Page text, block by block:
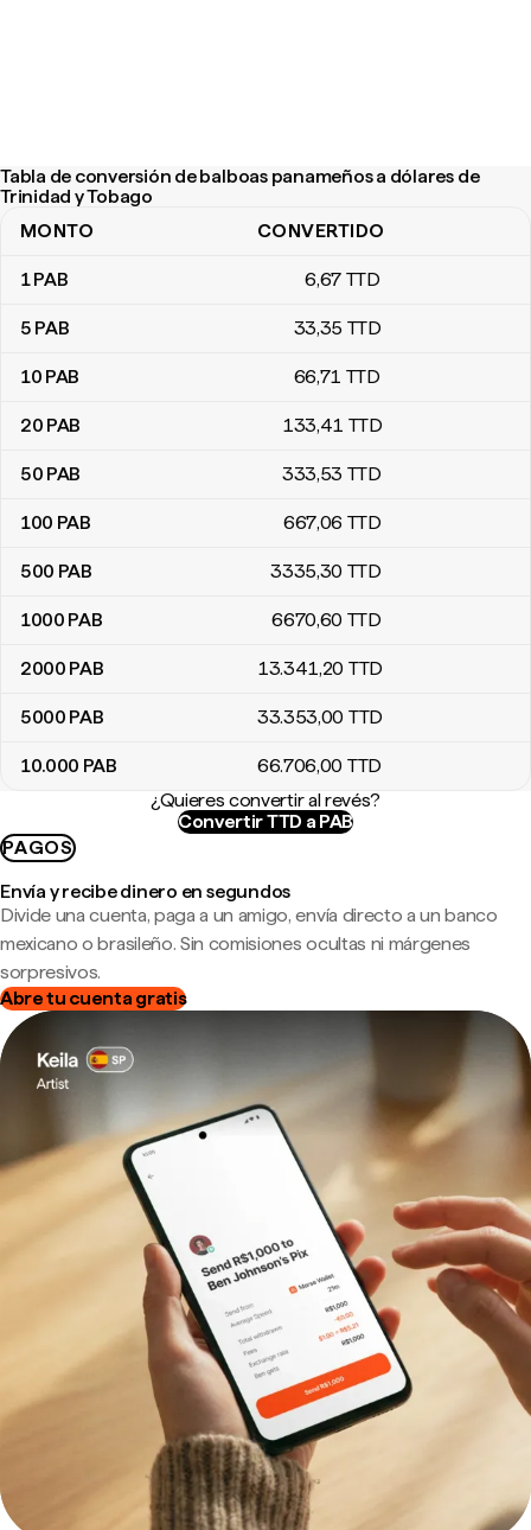
Tabla de conversión de balboas panameños a dólares de
Trinidad y Tobago
Tabla de conversión de balboas panameños a dólares de
MONTO CONVERTIDO
1PAB 6,67 TTD
5 PAB 33,35 TTD
10 PAB 66,71 TTD
20 PAB 133,41 TTD
50 PAB 333,53 TTD
100 PAB 667,06 TTD
500 PAB 3335,30 TTD
1000 PAB 6670,60 TTD
2000 PAB 13.341,20 TTD
5000 PAB 33.353,00 TTD
10.000 PAB 66.706,00 TTD
¿Quieres convertir al revés?
Convertir TTD a PAB
PAGOS
Envía y recibe dinero en segundos
Divide una cuenta, paga a un amigo, envía directo a un banco
mexicano o brasileño. Sin comisiones ocultas ni márgenes
sorpresivos.
Abre tu cuenta gratis